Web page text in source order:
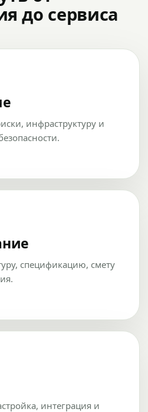
до сервиса
инфраструктуру и
спецификацию, смету
интеграция и